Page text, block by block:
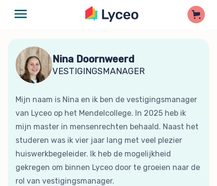
Nina Doornweerd
VESTIGINGSMANAGER
Mijn naam is Nina en ik ben de vestigingsmanager
van Lyceo op het Mendelcollege. In 2025 heb ik
mijn master in mensenrechten behaald. Naast het
studeren was ik vier jaar lang met veel plezier
huiswerkbegeleider. Ik heb de mogelijkheid
gekregen om binnen Lyceo door te groeien naar de
rol van vestigingsmanager.